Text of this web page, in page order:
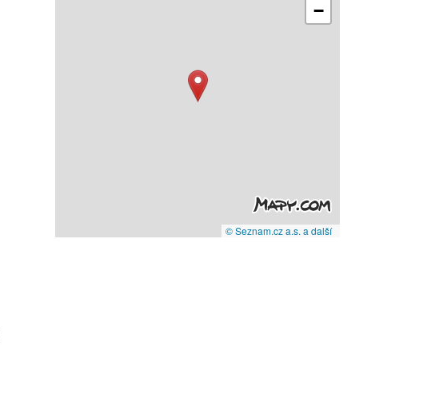
−
© Seznam.cz a.s. a další